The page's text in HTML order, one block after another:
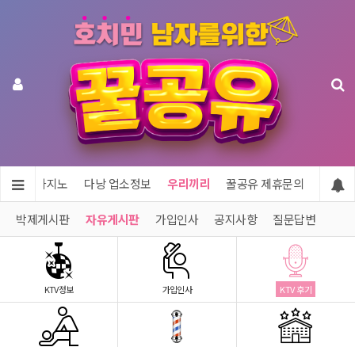
어 & 카지노 다낭 업소정보 우리끼리 꿀공유 제휴문의
박제게시판 자유게시판 가입인사 공지사항 질문답변
KTV정보 가입인사 KTV 후기